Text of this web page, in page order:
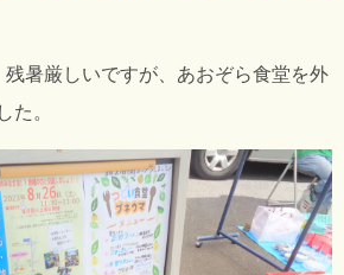
暑厳しいですが、あおぞら食堂を外
。